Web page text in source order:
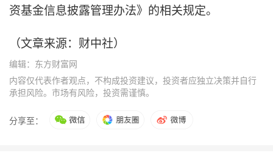
资基金信息披露管理办法》的相关规定。
（文章来源：财中社）
编辑：东方财富网
内容仅代表作者观点，不构成投资建议，投资者应独立决策并自行
承担风险。市场有风险，投资需谨慎。
分享至：